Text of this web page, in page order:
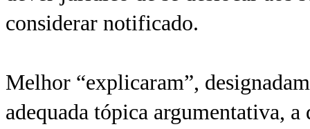
considerar notificado.
Melhor “explicaram”,
adequada tópica argumentativa,